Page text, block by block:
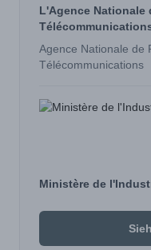
L'Agence Nationale
Agence Nationale de
Télécommunications
Ministère de